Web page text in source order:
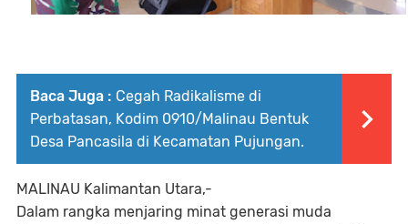
Baca Juga : Cegah Radikalisme di
Perbatasan, Kodim 0910/Malinau Bentuk
Desa Pancasila di Kecamatan Pujungan.
MALINAU Kalimantan Utara,-
Dalam rangka menjaring minat generasi muda